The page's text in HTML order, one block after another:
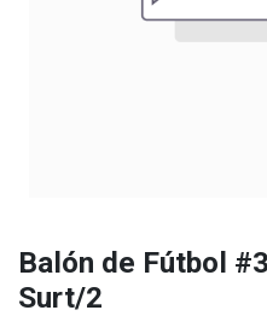
Balón de Fútbol
Surt/2